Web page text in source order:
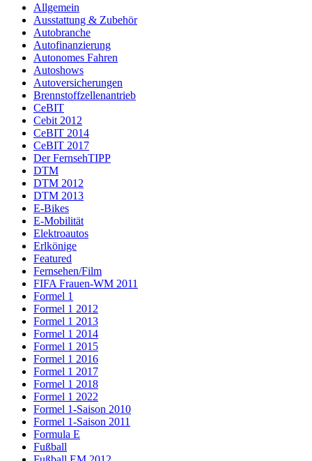
Allgemein
Ausstattung & Zubehör
Autobranche
Autofinanzierung
Autonomes Fahren
Autoshows
Autoversicherungen
Brennstoffzellenantrieb
CeBIT
Cebit 2012
CeBIT 2014
CeBIT 2017
Der FernsehTIPP
DTM
DTM 2012
DTM 2013
E-Bikes
E-Mobilität
Elektroautos
Erlkönige
Featured
Fernsehen/Film
FIFA Frauen-WM 2011
Formel 1
Formel 1 2012
Formel 1 2013
Formel 1 2014
Formel 1 2015
Formel 1 2016
Formel 1 2017
Formel 1 2018
Formel 1 2022
Formel 1-Saison 2010
Formel 1-Saison 2011
Formula E
Fußball